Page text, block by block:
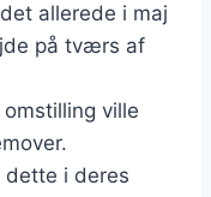
allerede i maj
på tværs af
ville
dette i deres